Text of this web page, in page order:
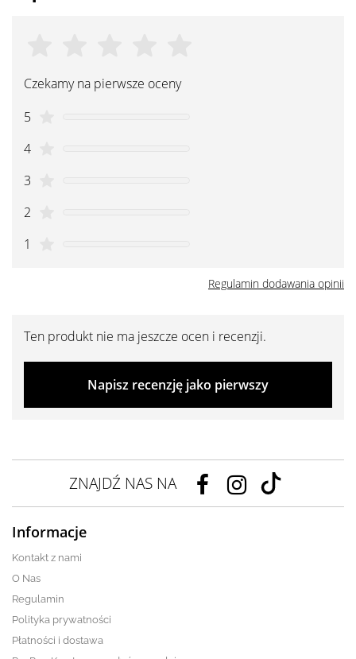
Czekamy na pierwsze oceny
5
4
3
2
1
Regulamin dodawania opinii
Ten produkt nie ma jeszcze ocen i recenzji.
Napisz recenzję jako pierwszy
ZNAJDŹ NAS NA
Informacje
Kontakt z nami
O Nas
Regulamin
Polityka prywatności
Płatności i dostawa